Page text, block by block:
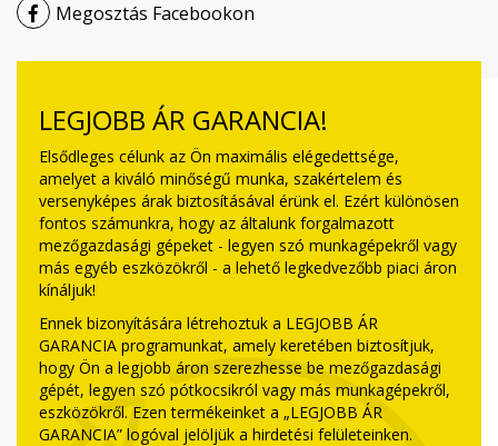
Українська
Megosztás Facebookon
LEGJOBB ÁR GARANCIA!
Elsődleges célunk az Ön maximális elégedettsége,
amelyet a kiváló minőségű munka, szakértelem és
versenyképes árak biztosításával érünk el. Ezért különösen
fontos számunkra, hogy az általunk forgalmazott
mezőgazdasági gépeket - legyen szó munkagépekről vagy
más egyéb eszközökről - a lehető legkedvezőbb piaci áron
kínáljuk!
Ennek bizonyítására létrehoztuk a LEGJOBB ÁR
GARANCIA programunkat, amely keretében biztosítjuk,
hogy Ön a legjobb áron szerezhesse be mezőgazdasági
gépét, legyen szó pótkocsikról vagy más munkagépekről,
eszközökről. Ezen termékeinket a „LEGJOBB ÁR
GARANCIA” logóval jelöljük a hirdetési felületeinken.